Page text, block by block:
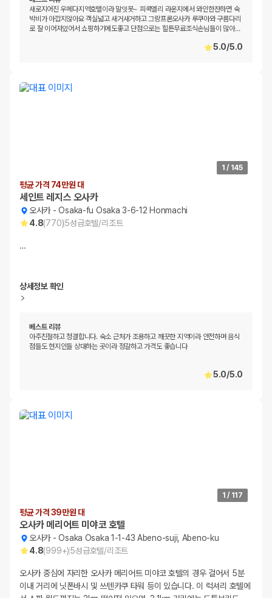
새로지어진 우메다지역호텔이라 말잇못~ 피콕엘리 라운지에서 와인한잔하면 숙
박비가 아깝지않아요 객실넓고 새거새거하고 그랑프론오사카 루쿠아와 구름다리
로 잘 이어져있어서 쇼핑하기에도좋고 단점으로는 힐튼무료조식손님들이 많아…
5.0/5.0
1 / 145
평균 가격 74만원 대
세인트 레지스 오사카
오사카-Osaka-fu Osaka 3-6-12 Honmachi
4.8(770)5성급호텔/리조트
…
상세정보 확인
베스트 리뷰
아주친절하고 청결합니다. 숙소 근처가 조용하고 깨끗한 지역이라 안전하며 음식
점들도 현지인들 상대하는 곳이라 정갈하고 가격도 좋습니다
5.0/5.0
1 / 117
평균 가격 39만원 대
오사카 메리어트 미야코 호텔
오사카-Osaka Osaka 1-1-43 Abeno-suji, Abeno-ku
4.8(999+)5성급호텔/리조트
오사카 중심에 자리한 오사카 메리어트 미야코 호텔의 경우 걸어서 5분
이내 거리에 닛폰바시 및 쓰텐카쿠 타워 등이 있습니다. 이 럭셔리 호텔에